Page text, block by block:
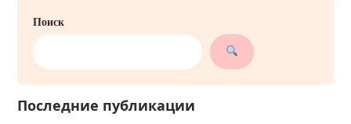
Поиск
Последние публикации